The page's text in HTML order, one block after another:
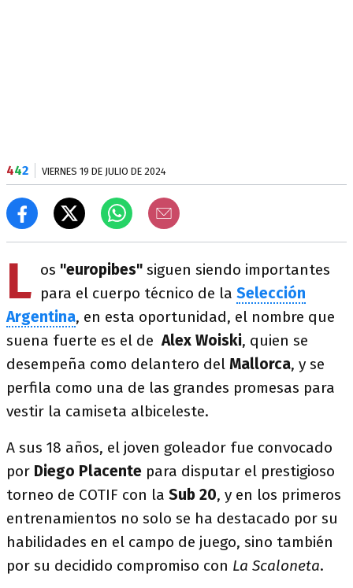
442 VIERNES 19 DE JULIO DE 2024
L os "europibes" siguen siendo importantes
para el cuerpo técnico de la Selección
Argentina, en esta oportunidad, el nombre que
suena fuerte es el deAlex Woiski, quien se
desempeña como delantero del Mallorca, y se
perfila como una de las grandes promesas para
vestir la camiseta albiceleste.
A sus 18 años, el joven goleador fue convocado
por Diego Placente para disputar el prestigioso
torneo de COTIF con la Sub 20, y en los primeros
entrenamientos no solo se ha destacado por su
habilidades en el campo de juego, sino también
por su decidido compromiso con La Scaloneta.